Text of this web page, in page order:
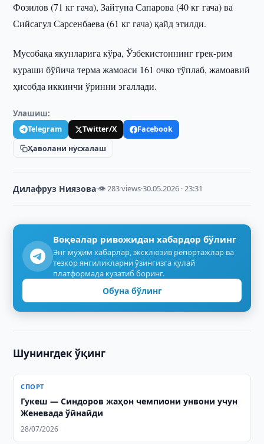
Фозилов (71 кг гача), Зайтуна Сапарова (40 кг гача) ва
Сийсагул Сарсенбаева (61 кг гача) қайд этилди.
Мусобақа якунларига кўра, Ўзбекистоннинг грек-рим
кураши бўйича терма жамоаси 161 очко тўплаб, жамоавий
ҳисобда иккинчи ўринни эгаллади.
Улашиш:
Telegram Twitter/X
Facebook
Ҳаволани нусхалаш
Дилафруз Ниязова·👁 283 views·30.05.2026 · 23:31
Воқеалар ривожидан хабардор бўлинг
Энг муҳим хабарлар, эксклюзив репортажлар ва
тезкор янгиликларни ўзингизга қулай
платформада кузатиб боринг.
Обуна бўлинг
Шунингдек ўқинг
СПОРТ
Гукеш — Синдоров жаҳон чемпиони унвони учун
Женевада ўйнайди
28/07/2026